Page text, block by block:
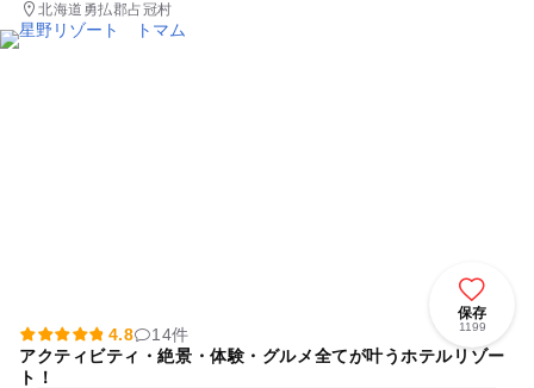
北海道勇払郡占冠村
保存
1199
4.8
14件
アクティビティ・絶景・体験・グルメ全てが叶うホテルリゾー
ト！